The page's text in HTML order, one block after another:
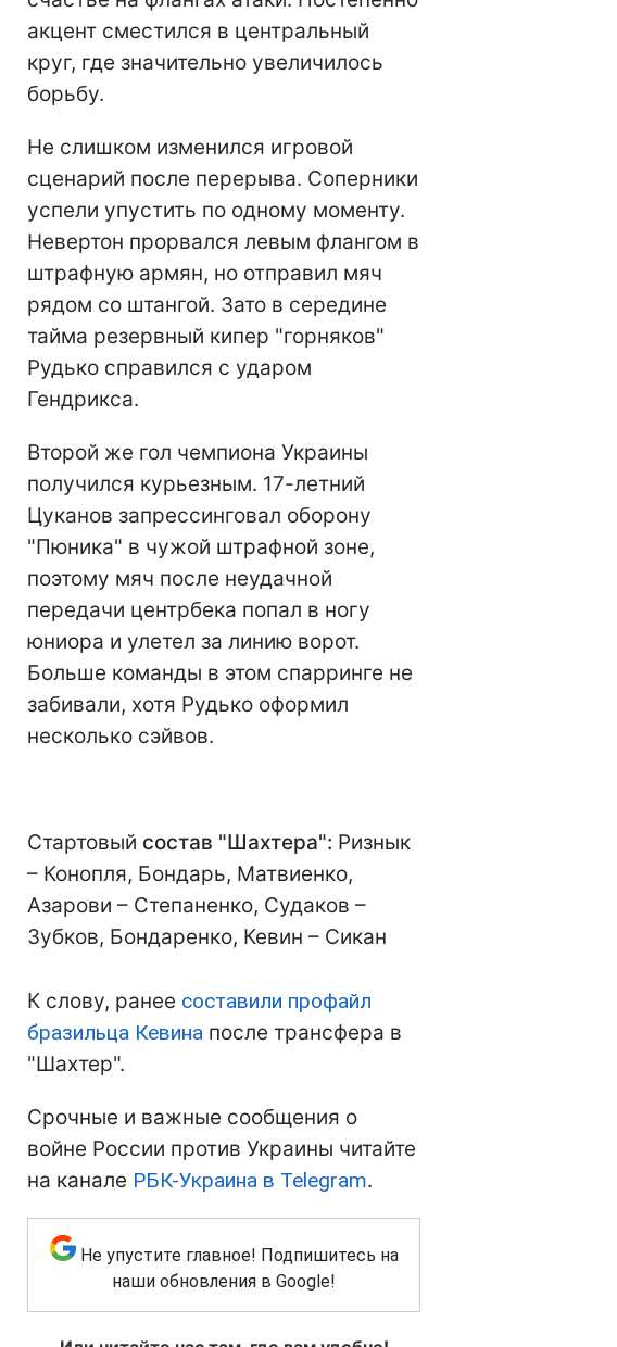
акцент сместился в центральный
круг, где значительно увеличилось
борьбу.
Не слишком изменился игровой
сценарий после перерыва. Соперники
успели упустить по одному моменту.
Невертон прорвался левым флангом в
штрафную армян, но отправил мяч
рядом со штангой. Зато в середине
тайма резервный кипер "горняков"
Рудько справился с ударом
Гендрикса.
Второй же гол чемпиона Украины
получился курьезным. 17-летний
Цуканов запрессинговал оборону
"Пюника" в чужой штрафной зоне,
поэтому мяч после неудачной
передачи центрбека попал в ногу
юниора и улетел за линию ворот.
Больше команды в этом спарринге не
забивали, хотя Рудько оформил
несколько сэйвов.
Стартовый состав "Шахтера": Ризнык
– Конопля, Бондарь, Матвиенко,
Азарови – Степаненко, Судаков –
Зубков, Бондаренко, Кевин – Сикан
К слову, ранее составили профайл
бразильца Кевина после трансфера в
"Шахтер".
Срочные и важные сообщения о
войне России против Украины читайте
на канале РБК-Украина в Telegram.
Не упустите главное! Подпишитесь на
наши обновления в Google!